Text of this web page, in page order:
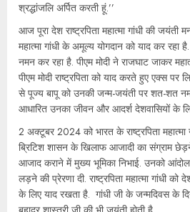
श्रद्धांजलि अर्पित करती हूं.’’
आज पूरा देश राष्ट्रपिता महात्मा गांधी की जयंती
महात्मा गांधी के अमूल्य योगदान को याद कर रहा
नमन कर रहा है. पीएम मोदी ने राजघाट जाकर
पीएम मोदी राष्ट्रपिता को याद करते हुए एक्स पर
से पूज्य बापू को उनकी जन्म-जयंती पर शत-शत
आधारित उनका जीवन और आदर्श देशवासियों के
2 अक्टूबर 2024 को भारत के राष्ट्रपिता महात्मा
ब्रिटिश शासन के खिलाफ आजादी का संग्राम
आजाद कराने में मुख्य भूमिका निभाई. उनको
लड़ने की प्रेरणा दी. राष्ट्रपिता महात्मा गांधी
के लिए याद रखता है. गांधी जी के जन्मदिवस के